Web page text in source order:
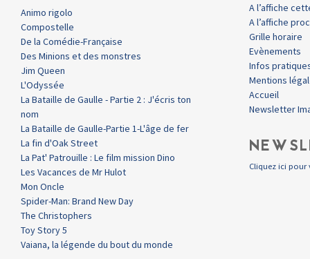
Animo rigolo
Compostelle
De la Comédie-Française
Des Minions et des monstres
Jim Queen
L'Odyssée
La Bataille de Gaulle - Partie 2 : J'écris ton
nom
La Bataille de Gaulle-Partie 1-L'âge de fer
La fin d'Oak Street
La Pat' Patrouille : Le film mission Dino
Les Vacances de Mr Hulot
Mon Oncle
Spider-Man: Brand New Day
The Christophers
Toy Story 5
Vaiana, la légende du bout du monde
A l’affiche
A l’affiche
Grille horaire
Evènements
Infos
Mentions
Accueil
Newsletter
Cliquez ici pour